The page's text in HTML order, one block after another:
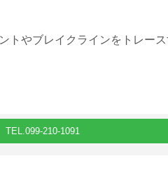
トやブレイクラインをトレー
TEL.099-210-1091